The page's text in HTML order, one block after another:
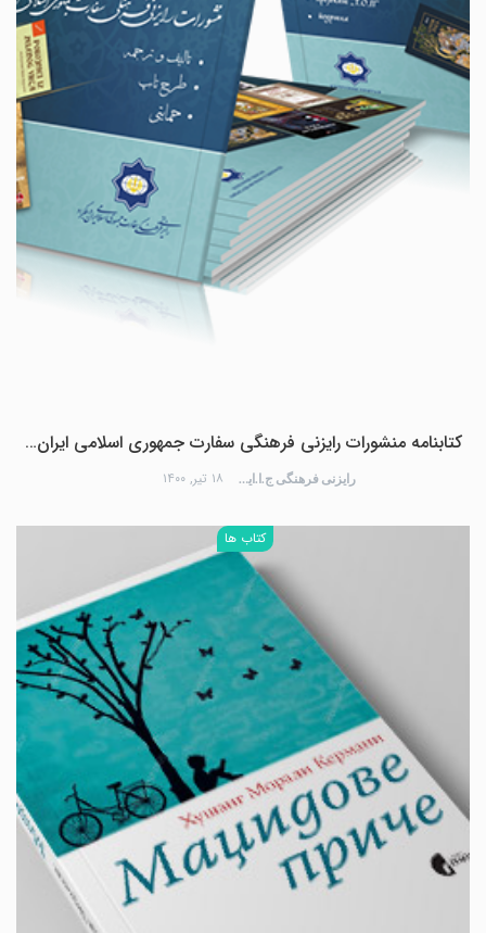
کتابنامه منشورات رایزنی فرهنگی سفارت جمهوری اسلامی ایران…
رایزنی فرهنگی ج.ا.ایران ۱۸ تیر, ۱۴۰۰
کتاب ها